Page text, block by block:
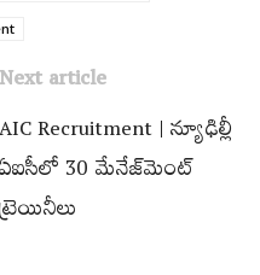
Next article
AIC Recruitment | న్యూఢిల్లీ
ఏఐసీలో 30 మేనేజ్‌మెంట్‌
ట్రెయినీలు